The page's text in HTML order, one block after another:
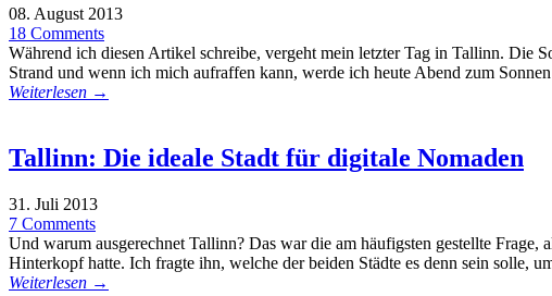
08. August 2013
18 Comments
Während ich diesen Artikel schreibe, vergeht mein letzter Tag in Tallinn. Die
Strand und wenn ich mich aufraffen kann, werde ich heute Abend zum Sonnen
Weiterlesen →
Tallinn: Die ideale Stadt für digitale Nomaden
31. Juli 2013
7 Comments
Und warum ausgerechnet Tallinn? Das war die am häufigsten gestellte
Hinterkopf hatte. Ich fragte ihn, welche der beiden Städte es denn sein solle,
Weiterlesen →